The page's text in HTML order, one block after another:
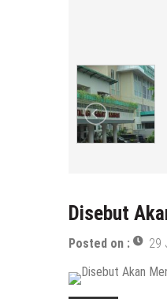
Disebut
Posted on : 29